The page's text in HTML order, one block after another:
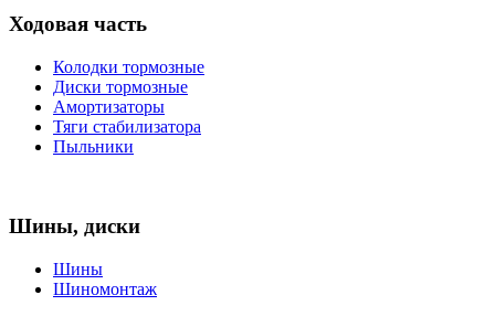
Ходовая часть
Колодки тормозные
Диски тормозные
Амортизаторы
Тяги стабилизатора
Пыльники
Шины, диски
Шины
Шиномонтаж